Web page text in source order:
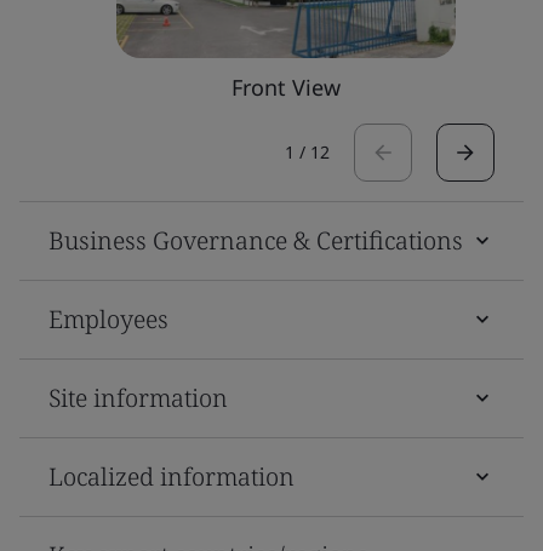
Front View
1 / 12
Business Governance & Certifications
Employees
Site information
Localized information